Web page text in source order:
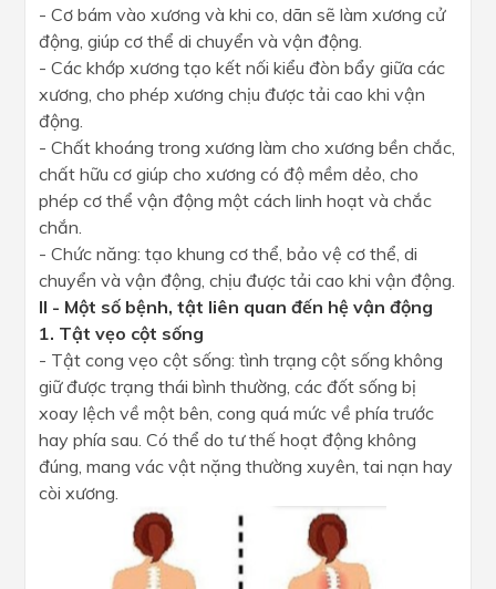
- Cơ bám vào xương và khi co, dãn sẽ làm xương cử
động, giúp cơ thể di chuyển và vận động.
- Các khớp xương tạo kết nối kiểu đòn bẩy giữa các
xương, cho phép xương chịu được tải cao khi vận
động.
- Chất khoáng trong xương làm cho xương bền chắc,
chất hữu cơ giúp cho xương có độ mềm dẻo, cho
phép cơ thể vận động một cách linh hoạt và chắc
chắn.
- Chức năng: tạo khung cơ thể, bảo vệ cơ thể, di
chuyển và vận động, chịu được tải cao khi vận động.
II - Một số bệnh, tật liên quan đến hệ vận động
1. Tật vẹo cột sống
- Tật cong vẹo cột sống: tình trạng cột sống không
giữ được trạng thái bình thường, các đốt sống bị
xoay lệch về một bên, cong quá mức về phía trước
hay phía sau. Có thể do tư thế hoạt động không
đúng, mang vác vật nặng thường xuyên, tai nạn hay
còi xương.